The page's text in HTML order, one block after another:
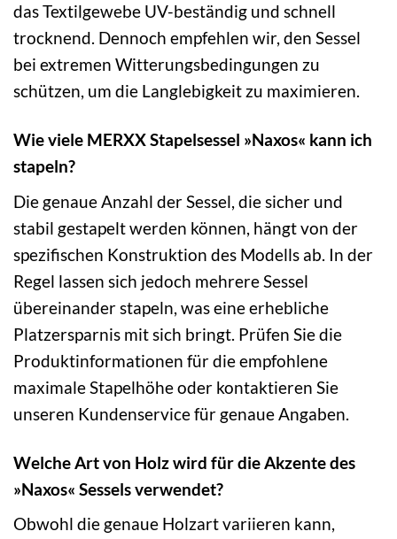
das Textilgewebe UV-beständig und schnell
trocknend. Dennoch empfehlen wir, den Sessel
bei extremen Witterungsbedingungen zu
schützen, um die Langlebigkeit zu maximieren.
Wie viele MERXX Stapelsessel »Naxos« kann ich
stapeln?
Die genaue Anzahl der Sessel, die sicher und
stabil gestapelt werden können, hängt von der
spezifischen Konstruktion des Modells ab. In der
Regel lassen sich jedoch mehrere Sessel
übereinander stapeln, was eine erhebliche
Platzersparnis mit sich bringt. Prüfen Sie die
Produktinformationen für die empfohlene
maximale Stapelhöhe oder kontaktieren Sie
unseren Kundenservice für genaue Angaben.
Welche Art von Holz wird für die Akzente des
»Naxos« Sessels verwendet?
Obwohl die genaue Holzart variieren kann,